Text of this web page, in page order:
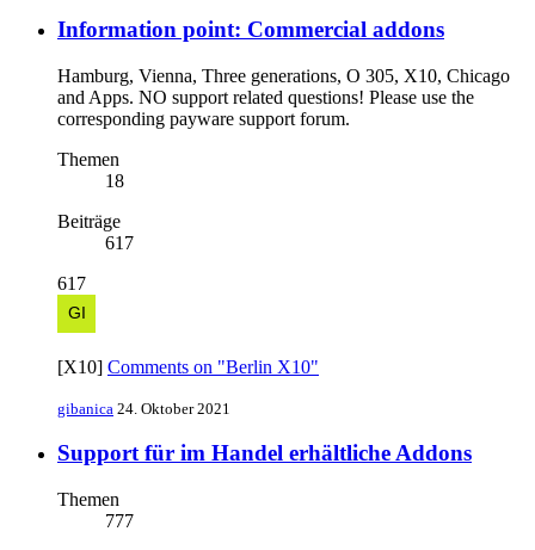
Information point: Commercial addons
Hamburg, Vienna, Three generations, O 305, X10, Chicago
and Apps. NO support related questions! Please use the
corresponding payware support forum.
Themen
18
Beiträge
617
617
[X10] Comments on "Berlin X10"
gibanica 24. Oktober 2021
Support für im Handel erhältliche Addons
Themen
777